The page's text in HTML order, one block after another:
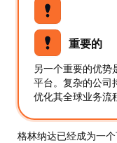
重要的
另一个重要的优势
平台。复杂的公司
优化其全球业务流
格林纳达已经成为一